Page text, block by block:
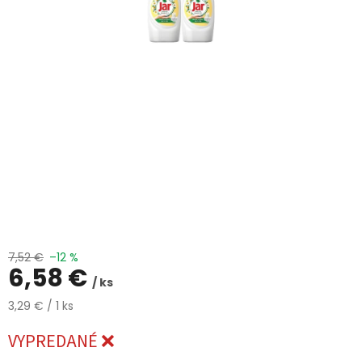
7,52 € –12 %
6,58 € / ks
Jednotková
3,29 € / 1 ks
VYPREDANÉ ❌